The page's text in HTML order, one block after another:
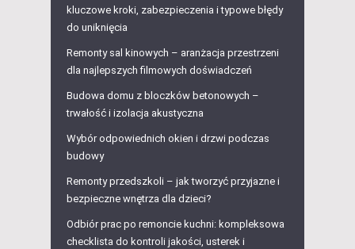
kluczowe kroki, zabezpieczenia i typowe błędy
do uniknięcia
Remonty sal kinowych – aranżacja przestrzeni
dla najlepszych filmowych doświadczeń
Budowa domu z bloczków betonowych –
trwałość i izolacja akustyczna
Wybór odpowiednich okien i drzwi podczas
budowy
Remonty przedszkoli – jak tworzyć przyjazne i
bezpieczne wnętrza dla dzieci?
Odbiór prac po remoncie kuchni: kompleksowa
checklista do kontroli jakości, usterek i